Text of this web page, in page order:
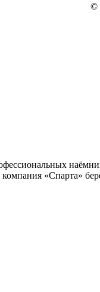
©
«Спарта»